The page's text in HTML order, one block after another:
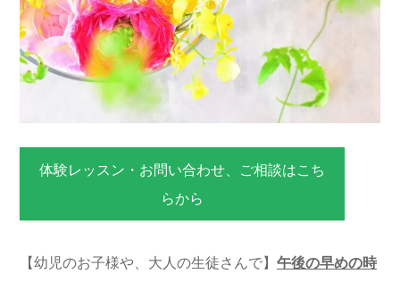
体験レッスン・お問い合わせ、ご相談はこち
らから
【幼児のお子様や、大人の生徒さんで】 午後の早めの時